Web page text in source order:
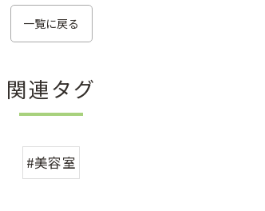
一覧に戻る
関連タグ
#美容室